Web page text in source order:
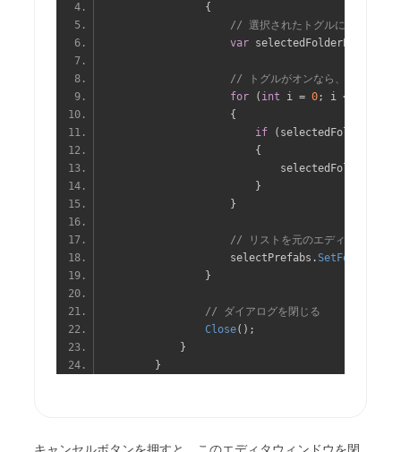
{
// 選択されたトグルに表示されて
var selectedFolderPaths
// トグルがオンなら、リストにパ
for
( int i = 0; i <
{
if
(
{
                            selectedFolderPaths
}
}
// リストを元のエディタウィンド
                    selectPrefabs
.
}
// ダイアログを閉じる
Close();
}
}